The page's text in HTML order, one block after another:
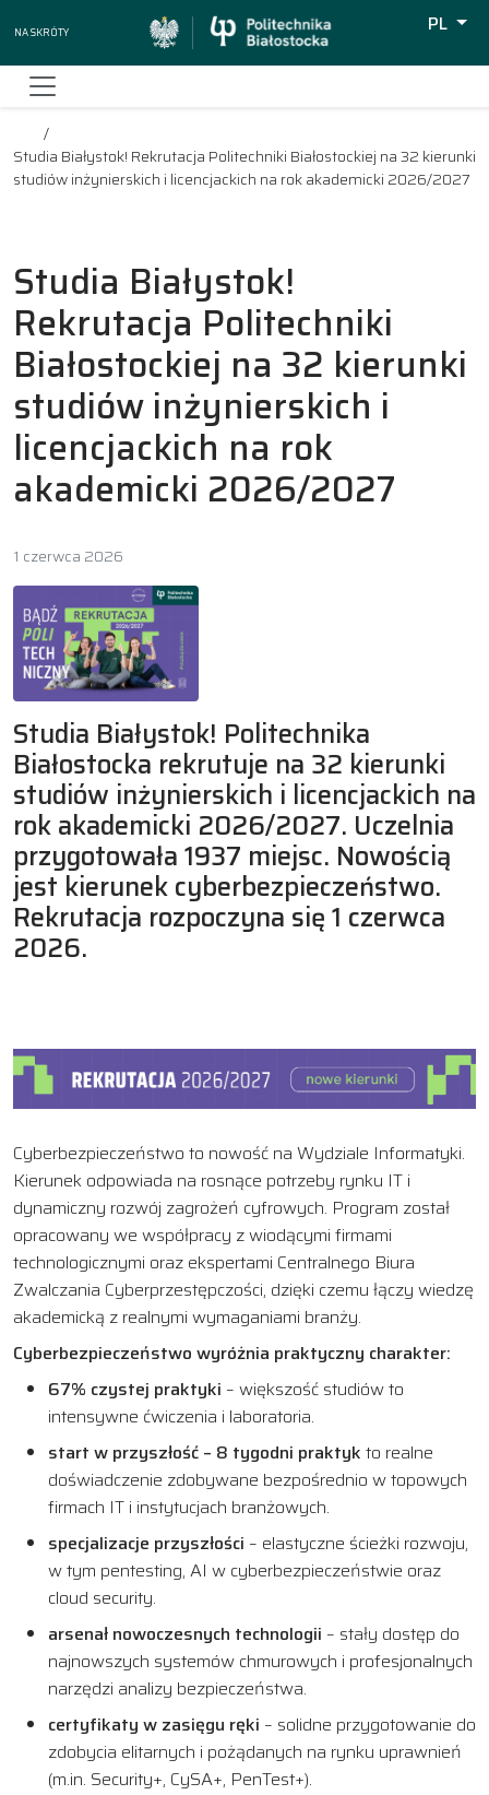
Na skróty
PL
Studia Białystok! Rekrutacja Politechniki Białostockiej na 32 kierunki
studiów inżynierskich i licencjackich na rok akademicki 2026/2027
Studia Białystok!
Rekrutacja Politechniki
Białostockiej na 32 kierunki
studiów inżynierskich i
licencjackich na rok
akademicki 2026/2027
1 czerwca 2026
Studia Białystok! Politechnika
Białostocka rekrutuje na 32 kierunki
studiów inżynierskich i licencjackich na
rok akademicki 2026/2027. Uczelnia
przygotowała 1937 miejsc. Nowością
jest kierunek cyberbezpieczeństwo.
Rekrutacja rozpoczyna się 1 czerwca
2026.
Cyberbezpieczeństwo to nowość na Wydziale Informatyki.
Kierunek odpowiada na rosnące potrzeby rynku IT i
dynamiczny rozwój zagrożeń cyfrowych. Program został
opracowany we współpracy z wiodącymi firmami
technologicznymi oraz ekspertami Centralnego Biura
Zwalczania Cyberprzestępczości, dzięki czemu łączy wiedzę
akademicką z realnymi wymaganiami branży.
Cyberbezpieczeństwo wyróżnia praktyczny charakter:
67% czystej praktyki – większość studiów to
intensywne ćwiczenia i laboratoria.
start w przyszłość – 8 tygodni praktyk to realne
doświadczenie zdobywane bezpośrednio w topowych
firmach IT i instytucjach branżowych.
specjalizacje przyszłości – elastyczne ścieżki rozwoju,
w tym pentesting, AI w cyberbezpieczeństwie oraz
cloud security.
arsenał nowoczesnych technologii – stały dostęp do
najnowszych systemów chmurowych i profesjonalnych
narzędzi analizy bezpieczeństwa.
certyfikaty w zasięgu ręki – solidne przygotowanie do
zdobycia elitarnych i pożądanych na rynku uprawnień
(m.in. Security+, CySA+, PenTest+).